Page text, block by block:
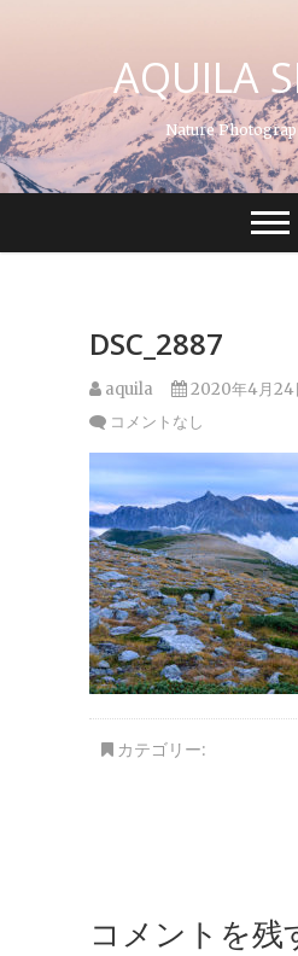
t
o
c
o
AQUILA
Nature
DSC_2887
aquila
2020年4月24
コメントなし
カテゴリー:
コメントを残